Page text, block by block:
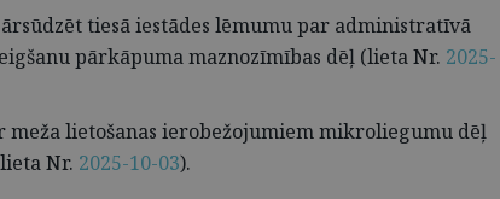
tiesā iestādes lēmumu par administratīvā
pārkāpuma maznozīmības dēļ (lieta Nr. 2025-
meža lietošanas ierobežojumiem mikroliegumu dēļ
Nr. 2025-10-03).